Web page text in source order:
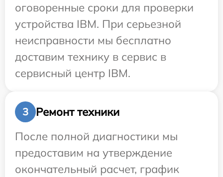
оговоренные сроки для проверки
устройства IBM. При серьезной
неисправности мы бесплатно
доставим технику в сервис в
сервисный центр IBM.
3
Ремонт техники
После полной диагностики мы
предоставим на утверждение
окончательный расчет, график